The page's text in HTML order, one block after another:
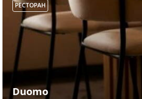
РЕСТОРАН
Duomo